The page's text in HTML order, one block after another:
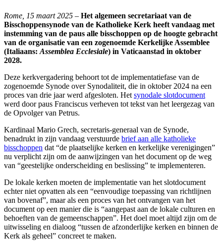
Rome, 15 maart 2025 – Het algemeen secretariaat van de
Bisschoppensynode van de Katholieke Kerk heeft vandaag met
instemming van de paus alle bisschoppen op de hoogte gebracht
van de organisatie van een zogenoemde Kerkelijke Assemblee
(Italiaans: Assemblea Ecclesiale) in Vaticaanstad in oktober
2028.
Deze kerkvergadering behoort tot de implementatiefase van de
zogenoemde Synode over Synodaliteit, die in oktober 2024 na een
proces van drie jaar werd afgesloten. Het synodale slotdocument
werd door paus Franciscus verheven tot tekst van het leergezag van
de Opvolger van Petrus.
Kardinaal Mario Grech, secretaris-generaal van de Synode,
benadrukt in zijn vandaag verstuurde brief aan alle katholieke
bisschoppen dat “de plaatselijke kerken en kerkelijke verenigingen”
nu verplicht zijn om de aanwijzingen van het document op de weg
van “geestelijke onderscheiding en beslissing” te implementeren.
De lokale kerken moeten de implementatie van het slotdocument
echter niet opvatten als een “eenvoudige toepassing van richtlijnen
van bovenaf”, maar als een proces van het ontvangen van het
document op een manier die is “aangepast aan de lokale culturen en
behoeften van de gemeenschappen”. Het doel moet altijd zijn om de
uitwisseling en dialoog “tussen de afzonderlijke kerken en binnen de
Kerk als geheel” concreet te maken.